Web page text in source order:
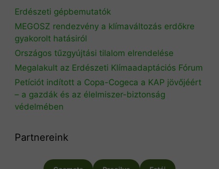
Erdészeti gépbemutatók
MEGOSZ rendezvény a klímaváltozás erdőkre
gyakorolt hatásiról
Országos tűzgyújtási tilalom elrendelése
Megalakult az Erdészeti Klímaadaptációs Fórum
Petíciót indított a Copa-Cogeca a KAP jövőjéért
– a gazdák és az élelmiszer-biztonság
védelmében
Partnereink